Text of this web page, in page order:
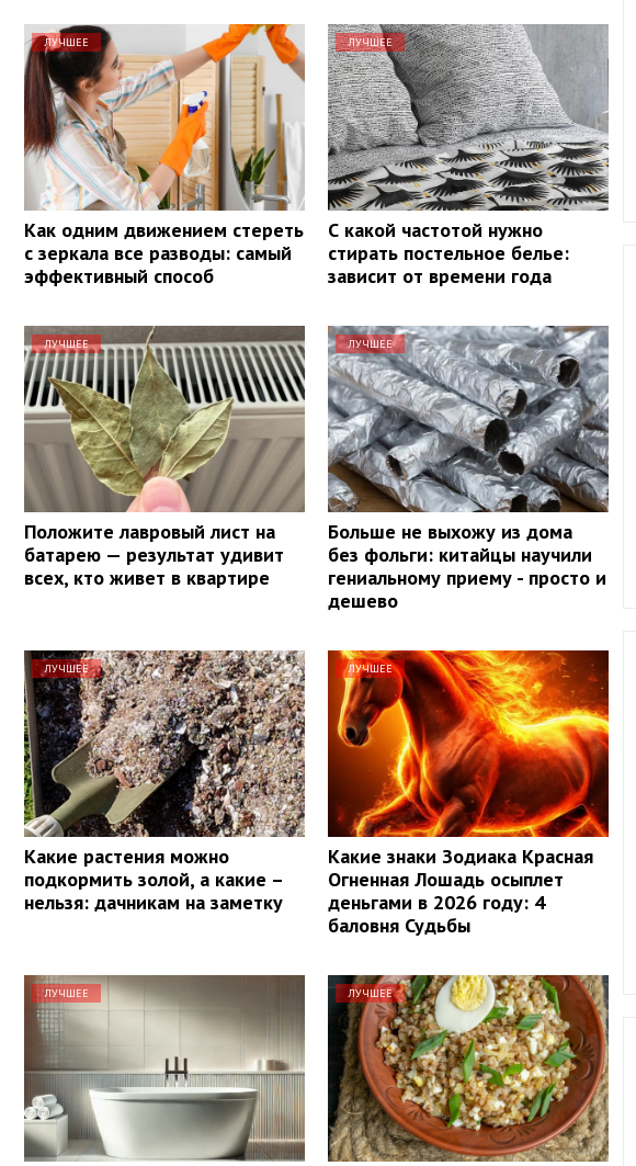
ЛУЧШЕЕ
Как одним движением стереть
с зеркала все разводы: самый
эффективный способ
ЛУЧШЕЕ
С какой частотой нужно
стирать постельное белье:
зависит от времени года
ЛУЧШЕЕ
Положите лавровый лист на
батарею — результат удивит
всех, кто живет в квартире
ЛУЧШЕЕ
Больше не выхожу из дома
без фольги: китайцы научили
гениальному приему - просто и
дешево
ЛУЧШЕЕ
Какие растения можно
подкормить золой, а какие –
нельзя: дачникам на заметку
ЛУЧШЕЕ
Какие знаки Зодиака Красная
Огненная Лошадь осыплет
деньгами в 2026 году: 4
баловня Судьбы
ЛУЧШЕЕ ЛУЧШЕЕ